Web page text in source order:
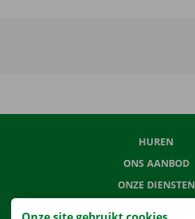
HUREN
ONS AANBOD
ONZE DIENSTEN